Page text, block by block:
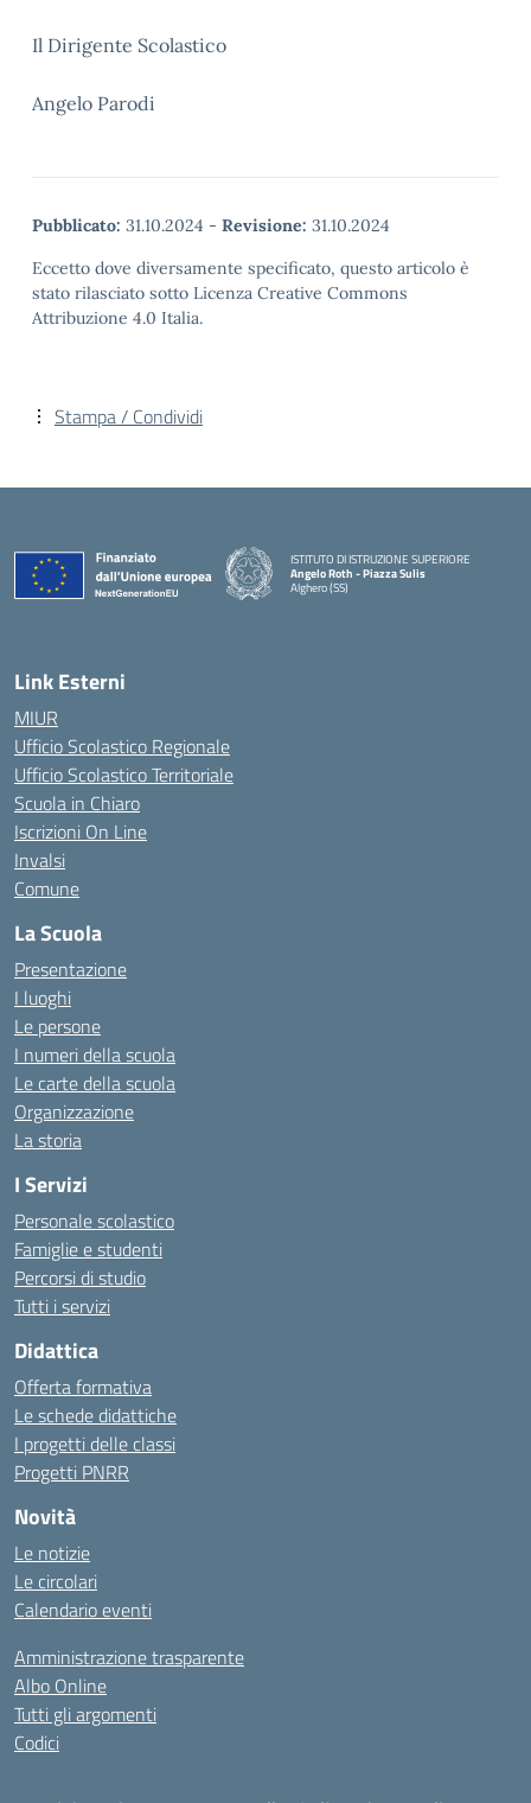
Il Dirigente Scolastico
Angelo Parodi
Pubblicato: 31.10.2024 - Revisione: 31.10.2024
Eccetto dove diversamente specificato, questo articolo è
stato rilasciato sotto Licenza Creative Commons
Attribuzione 4.0 Italia.
Stampa / Condividi
ISTITUTO DI ISTRUZIONE SUPERIORE
Angelo Roth - Piazza Sulis
Alghero (SS)
— Visita la pagina iniziale della scuola
Link Esterni
MIUR
Ufficio Scolastico Regionale
Ufficio Scolastico Territoriale
Scuola in Chiaro
Iscrizioni On Line
Invalsi
Comune
La Scuola
Presentazione
I luoghi
Le persone
I numeri della scuola
Le carte della scuola
Organizzazione
La storia
I Servizi
Personale scolastico
Famiglie e studenti
Percorsi di studio
Tutti i servizi
Didattica
Offerta formativa
Le schede didattiche
I progetti delle classi
Progetti PNRR
Novità
Le notizie
Le circolari
Calendario eventi
Amministrazione trasparente
Albo Online
Tutti gli argomenti
Codici